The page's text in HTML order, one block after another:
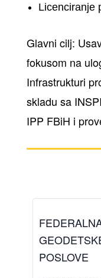
Licenciranje
Glavni cilj:
fokusom na
Infrastrukturi
skladu sa
IPP FBiH i
POSLOVE